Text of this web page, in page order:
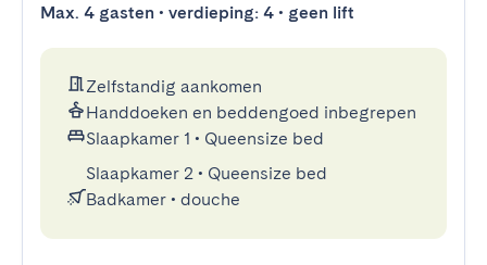
Max. 4 gasten • verdieping: 4 • geen lift
Zelfstandig aankomen
Handdoeken en beddengoed inbegrepen
Slaapkamer 1 • Queensize bed
Slaapkamer 2 • Queensize bed
Badkamer • douche